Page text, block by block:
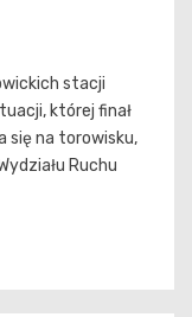
stacji
której finał
się na torowisku,
Ruchu